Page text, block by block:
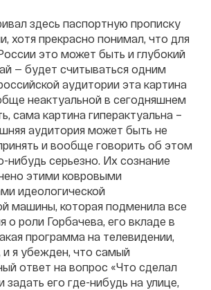
здесь паспортную прописку
хотя прекрасно понимал, что для
это может быть и глубокий
— будет считываться одним
аудитории эта картина
неактуальной в сегодняшнем
сама картина гиперактуальна –
аудитория может быть не
и вообще говорить об этом
нибудь серьезно. Их сознание
этими ковровыми
идеологической
машины, которая подменила все
о роли Горбачева, его вкладе в
программа на телевидении,
и я убежден, что самый
ответ на вопрос «Что сделал
задать его где-нибудь на улице,